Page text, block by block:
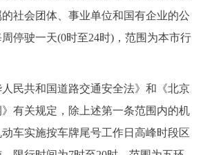
在线访谈 图说互动
十六区概览 人文北京
社会团体、事业单位和国有企业的公
停驶一天(0时至24时)，范围为本市行
共和国道路交通安全法》和《北京
有关规定，除上述第一条范围内的机
车实施按车牌尾号工作日高峰时段区